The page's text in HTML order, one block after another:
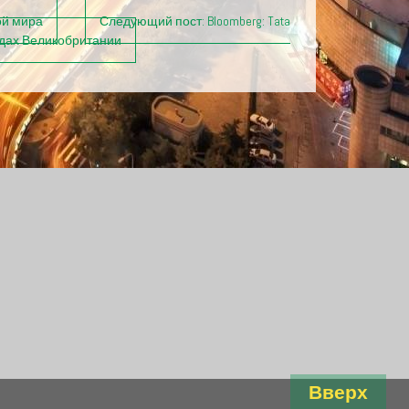
Вверх
мира Следующий пост: Bloomberg: Tata
Великобритании